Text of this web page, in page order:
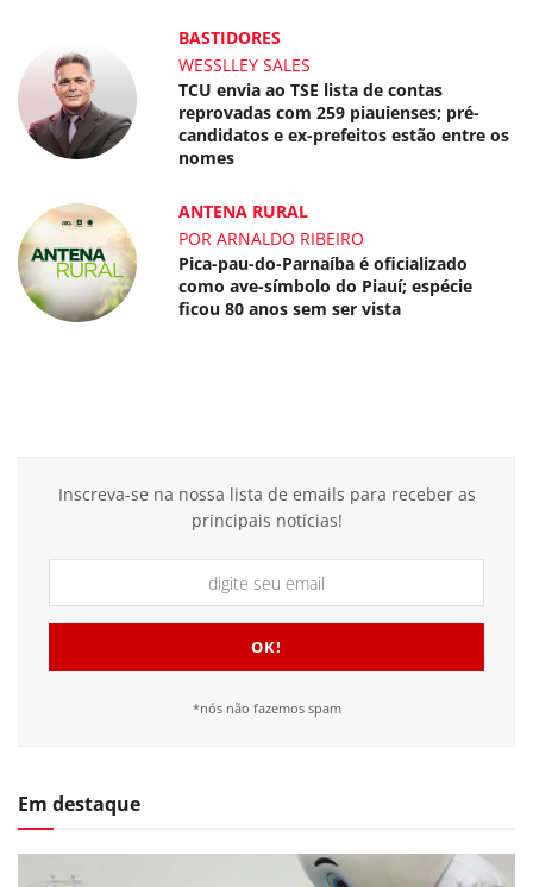
BASTIDORES
WESSLLEY SALES
TCU envia ao TSE lista de contas
reprovadas com 259 piauienses; pré-
candidatos e ex-prefeitos estão entre os
nomes
ANTENA RURAL
POR ARNALDO RIBEIRO
Pica-pau-do-Parnaíba é oficializado
como ave-símbolo do Piauí; espécie
ficou 80 anos sem ser vista
Inscreva-se na nossa lista de emails para receber as
principais notícias!
*nós não fazemos spam
Em destaque